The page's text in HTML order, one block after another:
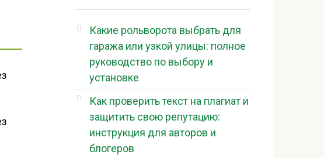
Какие рольворота выбрать для
гаража или узкой улицы: полное
руководство по выбору и
установке
Как проверить текст на плагиат и
защитить свою репутацию:
инструкция для авторов и
блогеров